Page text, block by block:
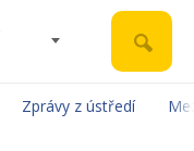
Zprávy z ústředí